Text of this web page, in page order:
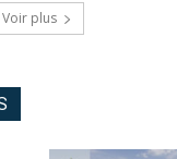
Voir plus